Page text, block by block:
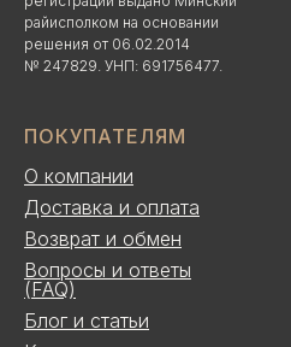
райисполком на основании
решения от 06.02.2014
№ 247829. УНП: 691756477.
ПОКУПАТЕЛЯМ
О компании
Доставка и оплата
Возврат и обмен
Вопросы и ответы
(FAQ)
Блог и статьи